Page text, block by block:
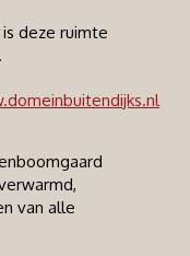
is deze ruimte
van alle